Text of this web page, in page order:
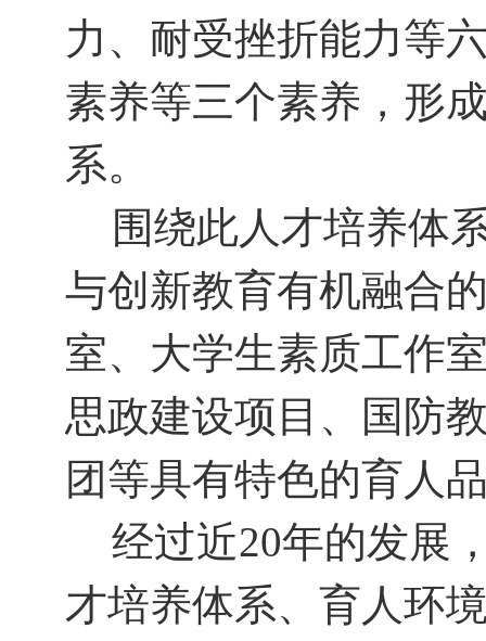
力、耐受挫折能力等
素养等三个素养，形
系。
围绕此人才培养体
与创新教育有机融合
室、大学生素质工作
思政建设项目、国防
团等具有特色的育人
经过近20年的发展
才培养体系、育人环